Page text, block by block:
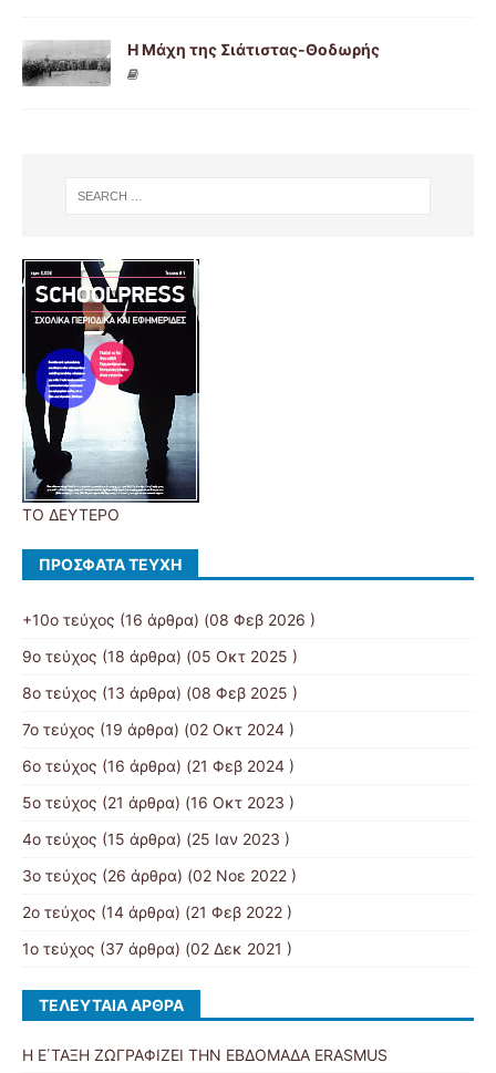
H Μάχη της Σιάτιστας-Θοδωρής
ΤΟ ΔΕΥΤΕΡΟ
ΠΡΌΣΦΑΤΑ ΤΕΎΧΗ
+10ο τεύχος (16 άρθρα) (08 Φεβ 2026 )
9ο τεύχος (18 άρθρα) (05 Οκτ 2025 )
8ο τεύχος (13 άρθρα) (08 Φεβ 2025 )
7ο τεύχος (19 άρθρα) (02 Οκτ 2024 )
6ο τεύχος (16 άρθρα) (21 Φεβ 2024 )
5ο τεύχος (21 άρθρα) (16 Οκτ 2023 )
4ο τεύχος (15 άρθρα) (25 Ιαν 2023 )
3ο τεύχος (26 άρθρα) (02 Νοε 2022 )
2ο τεύχος (14 άρθρα) (21 Φεβ 2022 )
1ο τεύχος (37 άρθρα) (02 Δεκ 2021 )
ΤΕΛΕΥΤΑΊΑ ΆΡΘΡΑ
Η Ε΄ΤΑΞΗ ΖΩΓΡΑΦΙΖΕΙ ΤΗΝ ΕΒΔΟΜΑΔΑ ERASMUS